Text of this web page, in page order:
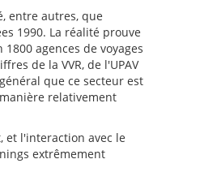
entre autres, que
1990. La réalité prouve
agences de voyages
de la VVR, de l'UPAV
que ce secteur est
relativement
et l'interaction avec le
extrêmement